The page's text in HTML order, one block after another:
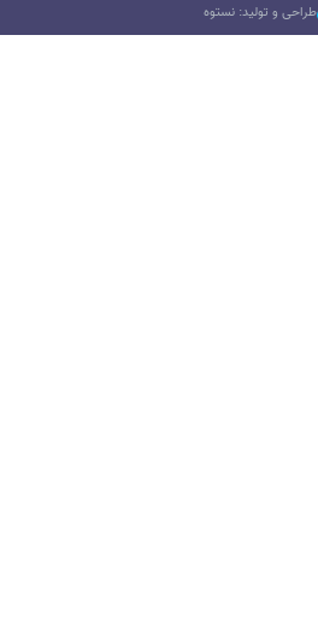
طراحی و تولید: نستوه